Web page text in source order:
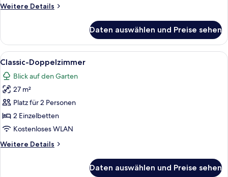
Weitere Details
Weitere
Einzelzimmer
Daten auswählen und Preise sehen
Alle
Fotos
für
Classic-
Doppelzimmer
anzeigen
Ein Hotelzimmer mit einem großen
11
Classic-Doppelzimmer
Blick auf den Garten
27 m²
Platz für 2 Personen
2 Einzelbetten
Kostenloses WLAN
Weitere Details
Weitere
Daten auswählen und Preise sehen